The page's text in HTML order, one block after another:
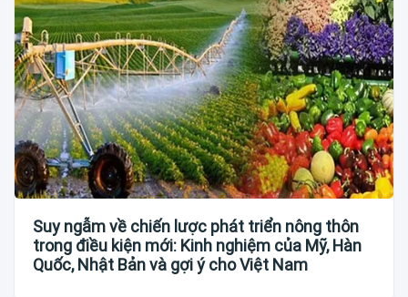
Suy ngẫm về chiến lược phát triển nông thôn
trong điều kiện mới: Kinh nghiệm của Mỹ, Hàn
Quốc, Nhật Bản và gợi ý cho Việt Nam